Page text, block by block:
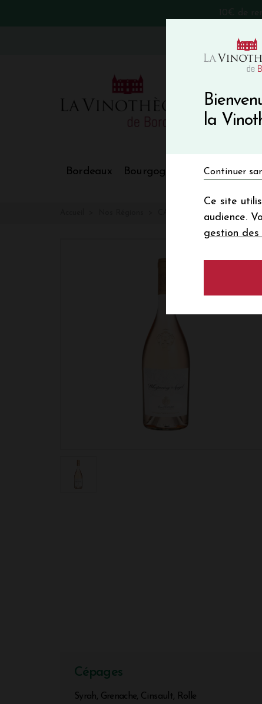
la
Continuer
Ce site
audience.
gestion des
VinoBlog
Bordeaux Bourgogne Nos Régions
CAVES D'ESCLANS
Cépages
Syrah, Grenache, Cinsault, Rolle